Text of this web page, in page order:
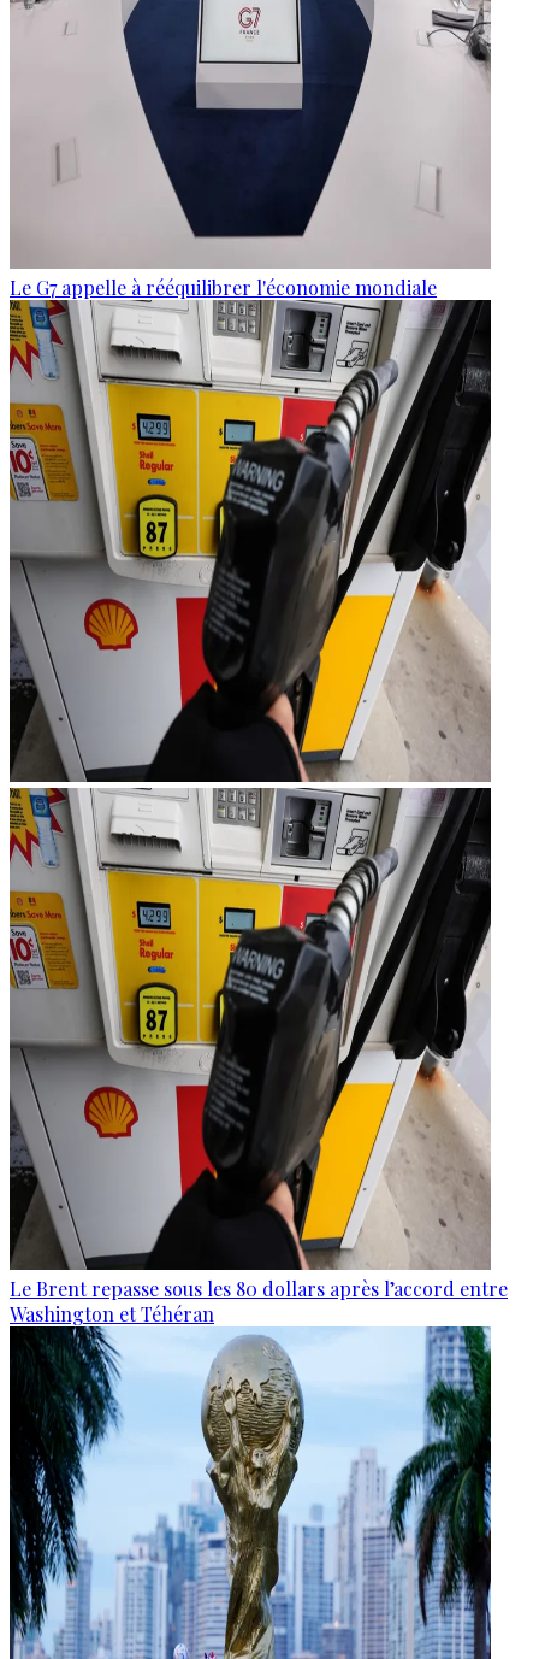
Le G7 appelle à rééquilibrer l'économie mondiale
Le Brent repasse sous les 80 dollars après l’accord entre
Washington et Téhéran